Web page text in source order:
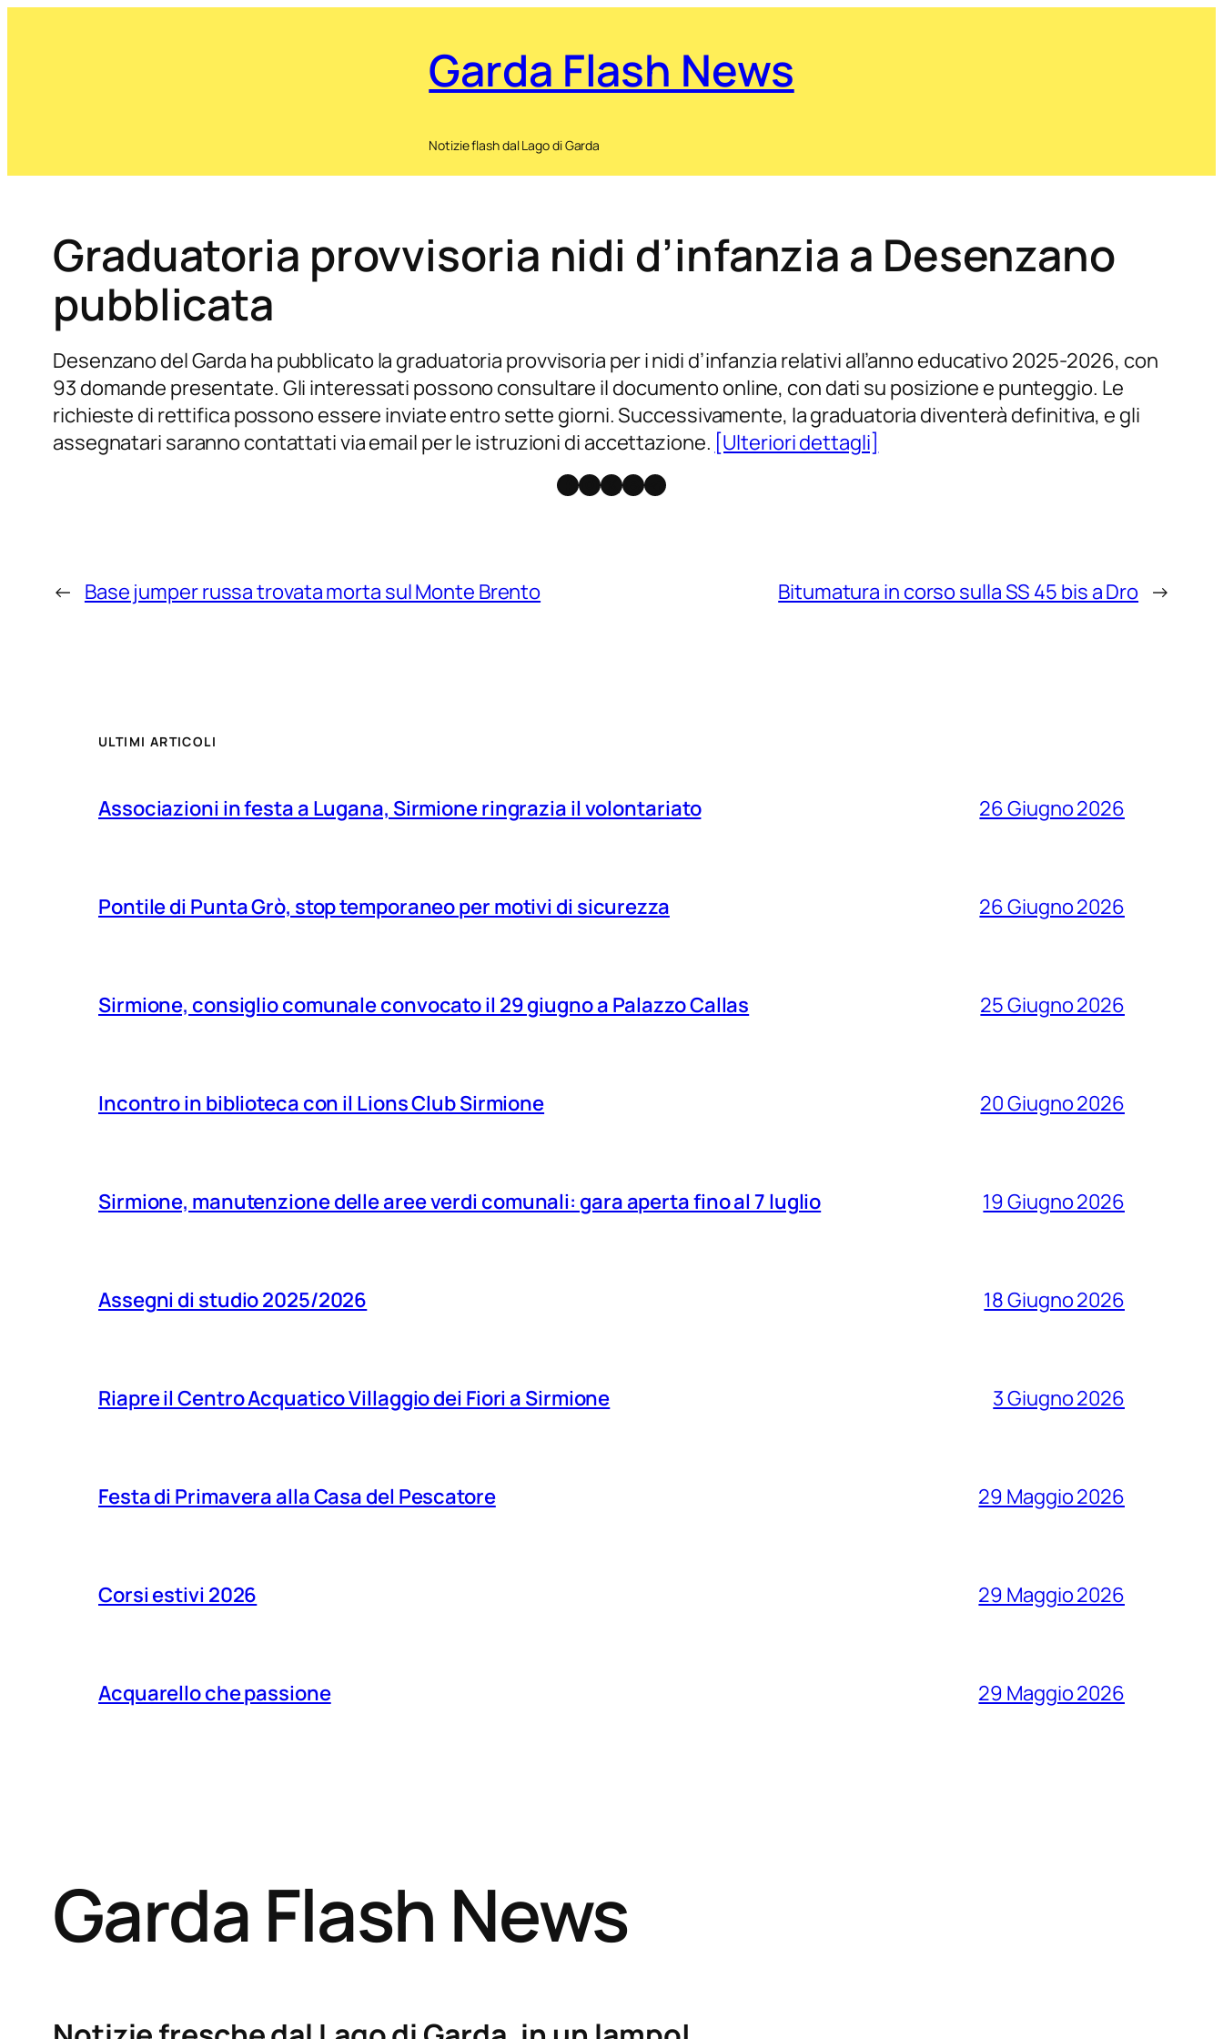
Garda Flash News
Notizie flash dal Lago di Garda
Graduatoria provvisoria nidi d’infanzia a Desenzano
pubblicata
Desenzano del Garda ha pubblicato la graduatoria provvisoria per i nidi d’infanzia relativi all’anno educativo 2025-2026, con
93 domande presentate. Gli interessati possono consultare il documento online, con dati su posizione e punteggio. Le
richieste di rettifica possono essere inviate entro sette giorni. Successivamente, la graduatoria diventerà definitiva, e gli
assegnatari saranno contattati via email per le istruzioni di accettazione. [Ulteriori dettagli]
Facebook
Instagram
X Threads
Telegram
← Base jumper russa trovata morta sul Monte Brento Bitumatura in corso sulla SS 45 bis a Dro →
ULTIMI ARTICOLI
Associazioni in festa a Lugana, Sirmione ringrazia il volontariato 26 Giugno 2026
Pontile di Punta Grò, stop temporaneo per motivi di sicurezza 26 Giugno 2026
Sirmione, consiglio comunale convocato il 29 giugno a Palazzo Callas 25 Giugno 2026
Incontro in biblioteca con il Lions Club Sirmione 20 Giugno 2026
Sirmione, manutenzione delle aree verdi comunali: gara aperta fino al 7 luglio 19 Giugno 2026
Assegni di studio 2025/2026 18 Giugno 2026
Riapre il Centro Acquatico Villaggio dei Fiori a Sirmione 3 Giugno 2026
Festa di Primavera alla Casa del Pescatore 29 Maggio 2026
Corsi estivi 2026 29 Maggio 2026
Acquarello che passione 29 Maggio 2026
Garda Flash News